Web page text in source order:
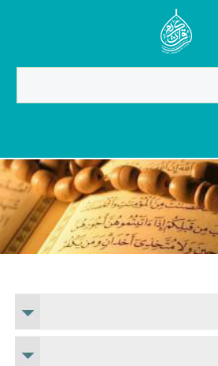
Jump to navigation